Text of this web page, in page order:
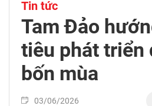
Tin tức
Tam Đảo
tiêu phát triển
bốn mùa
03/06/2026